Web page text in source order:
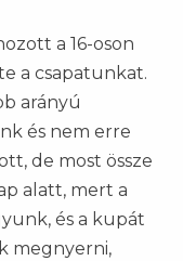
a 16-oson
a csapatunkat.
arányú
és nem erre
de most össze
alatt, mert a
és a kupát
megnyerni,